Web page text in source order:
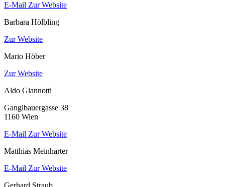
E-Mail Zur Website
Barbara Hölbling
Zur Website
Mario Höber
Zur Website
Aldo Giannotti
Ganglbauergasse 38
1160 Wien
E-Mail Zur Website
Matthias Meinharter
E-Mail Zur Website